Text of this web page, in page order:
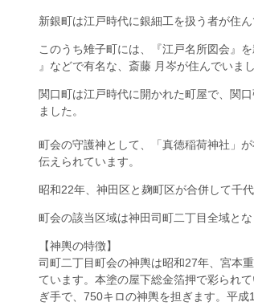
新銀町は江戸時代に銀細工を扱う者が住
このうち雉子町には、『江戸名所図会』
』などで有名な、斎藤 月岑が住んでいま
関口町は江戸時代に開かれた町屋で、関
ました。
町会の守護神として、「真徳稲荷神社」
伝えられています。
昭和22年、神田区と麹町区が合併して千
町会の該当区域は神田司町二丁目全域とな
【神輿の特徴】
司町二丁目町会の神輿は昭和27年、宮本
ています。本塗の屋下総金箔押で彩られ
ぎ手で、750キロの神輿を担ぎます。平